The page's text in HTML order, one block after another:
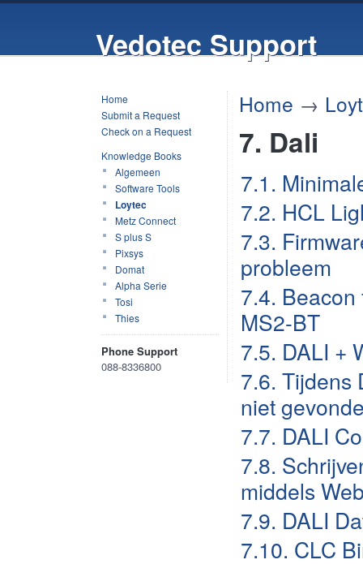
Vedotec Support
Home
Submit a Request
Check on a Request
Knowledge Books
Algemeen
Software Tools
Loytec
Metz Connect
S plus S
Pixsys
Domat
Alpha Serie
Tosi
Thies
Phone Support
088-8336800
Home →
7. Dali
7.1.
7.2. HCL
7.3.
probleem
7.4.
MS2-BT
7.5. DALI +
7.6. Tijdens
niet
7.7. DALI
7.8.
middels
7.9. DALI
7.10. CLC